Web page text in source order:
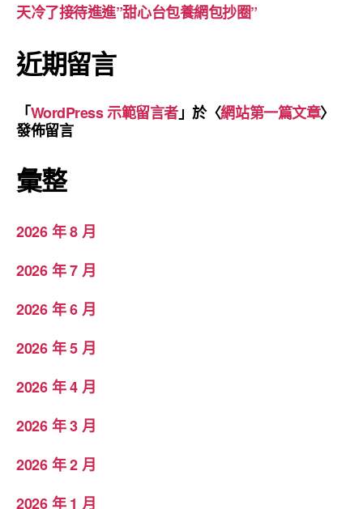
天冷了接待進進”甜心台包養網包抄圈”
近期留言
「WordPress 示範留言者」於〈網站第一篇文章〉
發佈留言
彙整
2026 年 8 月
2026 年 7 月
2026 年 6 月
2026 年 5 月
2026 年 4 月
2026 年 3 月
2026 年 2 月
2026 年 1 月